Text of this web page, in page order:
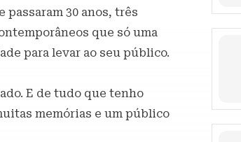
passaram 30 anos, três
que só uma
para levar ao seu público.
E de tudo que tenho
memórias e um público